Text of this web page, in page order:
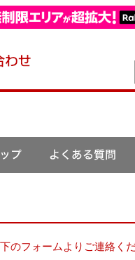
のフォームよりご連絡く